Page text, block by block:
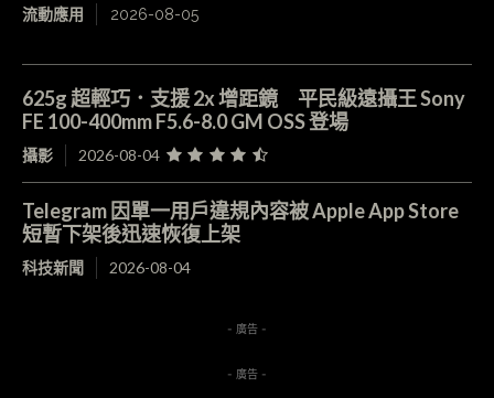
流動應用 2026-08-05
625g 超輕巧．支援 2x 增距鏡 平民級遠攝王 Sony
FE 100-400mm F5.6-8.0 GM OSS 登場
攝影 2026-08-04
Telegram 因單一用戶違規內容被 Apple App Store
短暫下架後迅速恢復上架
科技新聞 2026-08-04
- 廣告 -
- 廣告 -